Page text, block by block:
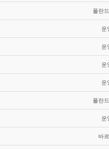
폴란
운
운
운
운
폴란
운
바